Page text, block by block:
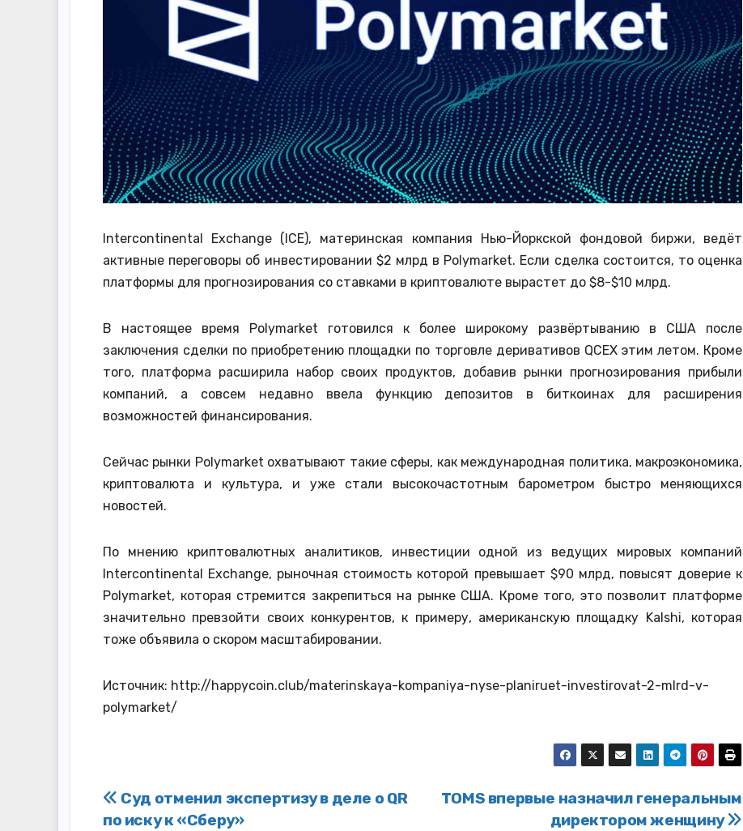
Intercontinental Exchange (ICE), материнская компания Нью-Йоркской фондовой биржи, ведёт
активные переговоры об инвестировании $2 млрд в Polymarket. Если сделка состоится, то оценка
платформы для прогнозирования со ставками в криптовалюте вырастет до $8-$10 млрд.
В настоящее время Polymarket готовился к более широкому развёртыванию в США после
заключения сделки по приобретению площадки по торговле деривативов QCEX этим летом. Кроме
того, платформа расширила набор своих продуктов, добавив рынки прогнозирования прибыли
компаний, а совсем недавно ввела функцию депозитов в биткоинах для расширения
возможностей финансирования.
Сейчас рынки Polymarket охватывают такие сферы, как международная политика, макроэкономика,
криптовалюта и культура, и уже стали высокочастотным барометром быстро меняющихся
новостей.
По мнению криптовалютных аналитиков, инвестиции одной из ведущих мировых компаний
Intercontinental Exchange, рыночная стоимость которой превышает $90 млрд, повысят доверие к
Polymarket, которая стремится закрепиться на рынке США. Кроме того, это позволит платформе
значительно превзойти своих конкурентов, к примеру, американскую площадку Kalshi, которая
тоже объявила о скором масштабировании.
Источник: http://happycoin.club/materinskaya-kompaniya-nyse-planiruet-investirovat-2-mlrd-v-
polymarket/
Навигация
TOMS впервые назначил генеральным
директором женщину
Суд отменил экспертизу в деле о QR
по иску к «Сберу»